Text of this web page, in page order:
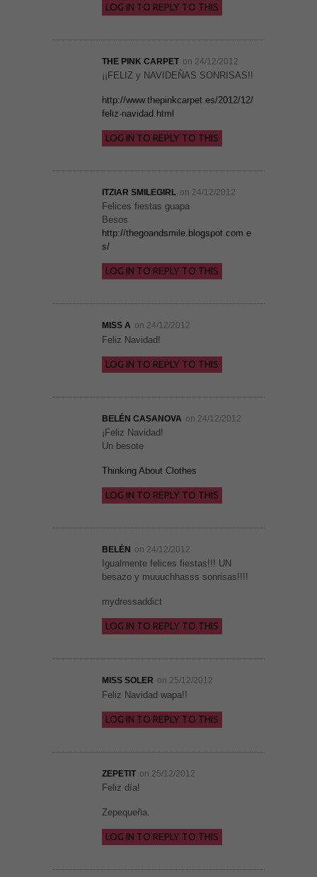
LOG IN TO REPLY TO THIS
THE PINK CARPET on 24/12/2012
¡¡FELIZ y NAVIDEÑAS SONRISAS!!
http://www.thepinkcarpet.es/2012/12/
feliz-navidad.html
LOG IN TO REPLY TO THIS
ITZIAR SMILEGIRL on 24/12/2012
Felices fiestas guapa
Besos
http://thegoandsmile.blogspot.com.e
s/
LOG IN TO REPLY TO THIS
MISS A on 24/12/2012
Feliz Navidad!
LOG IN TO REPLY TO THIS
BELÉN CASANOVA on 24/12/2012
¡Feliz Navidad!
Un besote
Thinking About Clothes
LOG IN TO REPLY TO THIS
BELÉN on 24/12/2012
Igualmente felices fiestas!!! UN
besazo y muuuchhasss sonrisas!!!!
mydressaddict
LOG IN TO REPLY TO THIS
MISS SOLER on 25/12/2012
Feliz Navidad wapa!!
LOG IN TO REPLY TO THIS
ZEPETIT on 25/12/2012
Feliz día!
Zepequeña.
LOG IN TO REPLY TO THIS